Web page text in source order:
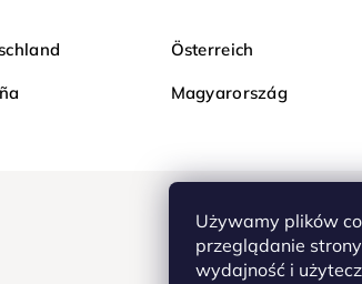
Używamy plików
przeglądanie
wydajność i
Österreich
Magyarország